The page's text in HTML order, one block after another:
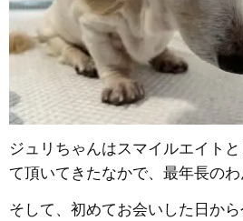
ジュリちゃんはスマイルエイト
て頂いてきたなかで、最年長のわ
そして、初めてお会いした日か